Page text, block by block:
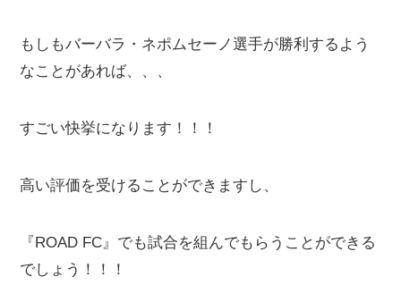
もしもバーバラ・ネポムセーノ選手が勝利するよう
なことがあれば、、、
すごい快挙になります！！！
高い評価を受けることができますし、
『ROAD FC』でも試合を組んでもらうことができる
でしょう！！！